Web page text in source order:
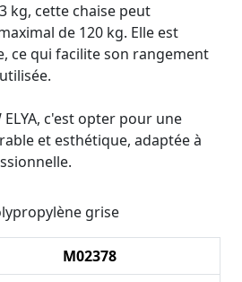
kg, cette chaise peut
de 120 kg. Elle est
ce qui facilite son rangement
c'est opter pour une
et esthétique, adaptée à
grise
M02378